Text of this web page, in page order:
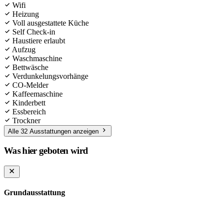
Wifi
Heizung
Voll ausgestattete Küche
Self Check-in
Haustiere erlaubt
Aufzug
Waschmaschine
Bettwäsche
Verdunkelungsvorhänge
CO-Melder
Kaffeemaschine
Kinderbett
Essbereich
Trockner
Alle 32 Ausstattungen anzeigen
Was hier geboten wird
Grundausstattung